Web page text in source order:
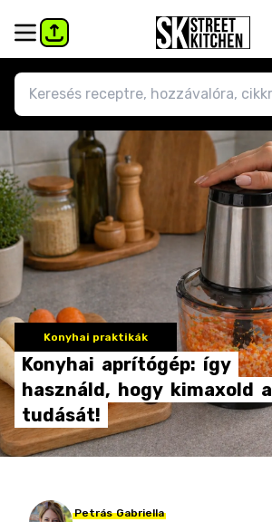
Konyhai praktikák
Konyhai aprítógép: így
használd, hogy kimaxold a
tudását!
Petrás Gabriella